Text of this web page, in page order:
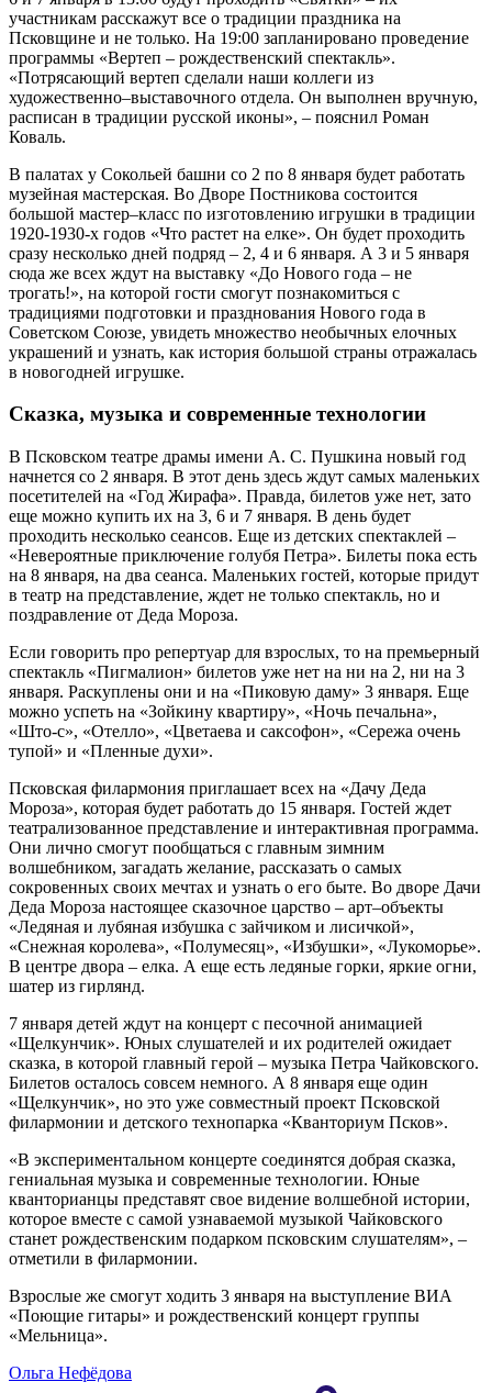
участникам расскажут все о традиции праздника на
Псковщине и не только. На 19:00 запланировано проведение
программы «Вертеп – рождественский спектакль».
«Потрясающий вертеп сделали наши коллеги из
художественно–выставочного отдела. Он выполнен вручную,
расписан в традиции русской иконы», – пояснил Роман
Коваль.
В палатах у Сокольей башни со 2 по 8 января будет работать
музейная мастерская. Во Дворе Постникова состоится
большой мастер–класс по изготовлению игрушки в традиции
1920-1930-х годов «Что растет на елке». Он будет проходить
сразу несколько дней подряд – 2, 4 и 6 января. А 3 и 5 января
сюда же всех ждут на выставку «До Нового года – не
трогать!», на которой гости смогут познакомиться с
традициями подготовки и празднования Нового года в
Советском Союзе, увидеть множество необычных елочных
украшений и узнать, как история большой страны отражалась
в новогодней игрушке.
Сказка, музыка и современные технологии
В Псковском театре драмы имени А. С. Пушкина новый год
начнется со 2 января. В этот день здесь ждут самых маленьких
посетителей на «Год Жирафа». Правда, билетов уже нет, зато
еще можно купить их на 3, 6 и 7 января. В день будет
проходить несколько сеансов. Еще из детских спектаклей –
«Невероятные приключение голубя Петра». Билеты пока есть
на 8 января, на два сеанса. Маленьких гостей, которые придут
в театр на представление, ждет не только спектакль, но и
поздравление от Деда Мороза.
Если говорить про репертуар для взрослых, то на премьерный
спектакль «Пигмалион» билетов уже нет на ни на 2, ни на 3
января. Раскуплены они и на «Пиковую даму» 3 января. Еще
можно успеть на «Зойкину квартиру», «Ночь печальна»,
«Што-с», «Отелло», «Цветаева и саксофон», «Сережа очень
тупой» и «Пленные духи».
Псковская филармония приглашает всех на «Дачу Деда
Мороза», которая будет работать до 15 января. Гостей ждет
театрализованное представление и интерактивная программа.
Они лично смогут пообщаться с главным зимним
волшебником, загадать желание, рассказать о самых
сокровенных своих мечтах и узнать о его быте. Во дворе Дачи
Деда Мороза настоящее сказочное царство – арт–объекты
«Ледяная и лубяная избушка с зайчиком и лисичкой»,
«Снежная королева», «Полумесяц», «Избушки», «Лукоморье».
В центре двора – елка. А еще есть ледяные горки, яркие огни,
шатер из гирлянд.
7 января детей ждут на концерт с песочной анимацией
«Щелкунчик». Юных слушателей и их родителей ожидает
сказка, в которой главный герой – музыка Петра Чайковского.
Билетов осталось совсем немного. А 8 января еще один
«Щелкунчик», но это уже совместный проект Псковской
филармонии и детского технопарка «Кванториум Псков».
«В экспериментальном концерте соединятся добрая сказка,
гениальная музыка и современные технологии. Юные
кванторианцы представят свое видение волшебной истории,
которое вместе с самой узнаваемой музыкой Чайковского
станет рождественским подарком псковским слушателям», –
отметили в филармонии.
Взрослые же смогут ходить 3 января на выступление ВИА
«Поющие гитары» и рождественский концерт группы
«Мельница».
Ольга Нефёдова